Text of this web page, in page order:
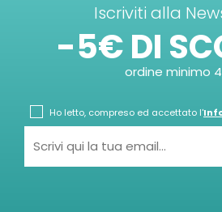
Iscriviti alla
-5€ DI
ordine minimo
Ho letto, compreso ed accettato l'